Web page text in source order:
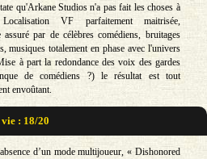
qu'Arkane Studios n'a pas fait les choses à
VF parfaitement maitrisée,
assuré par de célèbres comédiens, bruitages
musiques totalement en phase avec l'univers
à part la redondance des voix des gardes
de comédiens ?) le résultat est tout
envoûtant.
vie : 18/20
d’un mode multijoueur, « Dishonored